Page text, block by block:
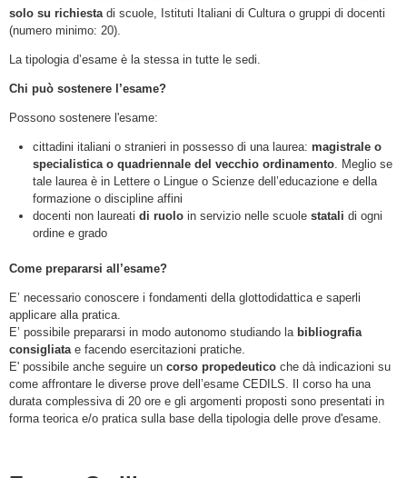
solo su richiestadi scuole, Istituti Italiani di Cultura o gruppi di docenti
(numero minimo: 20).
La tipologia d’esame è la stessa in tutte le sedi.
Chi può sostenere l’esame?
Possono sostenere l'esame:
cittadini italiani o stranieri in possesso di una laurea: magistrale o
specialistica o quadriennale del vecchio ordinamento. Meglio se
tale laurea è in Lettere o Lingue o Scienze dell’educazione e della
formazione o discipline affini
docenti non laureati di ruolo in servizio nelle scuole statali di ogni
ordine e grado
Come prepararsi all’esame?
E’ necessario conoscere i fondamenti della glottodidattica e saperli
applicare alla pratica.
E’ possibile prepararsi in modo autonomo studiando la bibliografia
consigliata e facendo esercitazioni pratiche.
E' possibile anche seguire un corso propedeutico che dà indicazioni su
come affrontare le diverse prove dell’esame CEDILS. Il corso ha una
durata complessiva di 20 ore e gli argomenti proposti sono presentati in
forma teorica e/o pratica sulla base della tipologia delle prove d'esame.